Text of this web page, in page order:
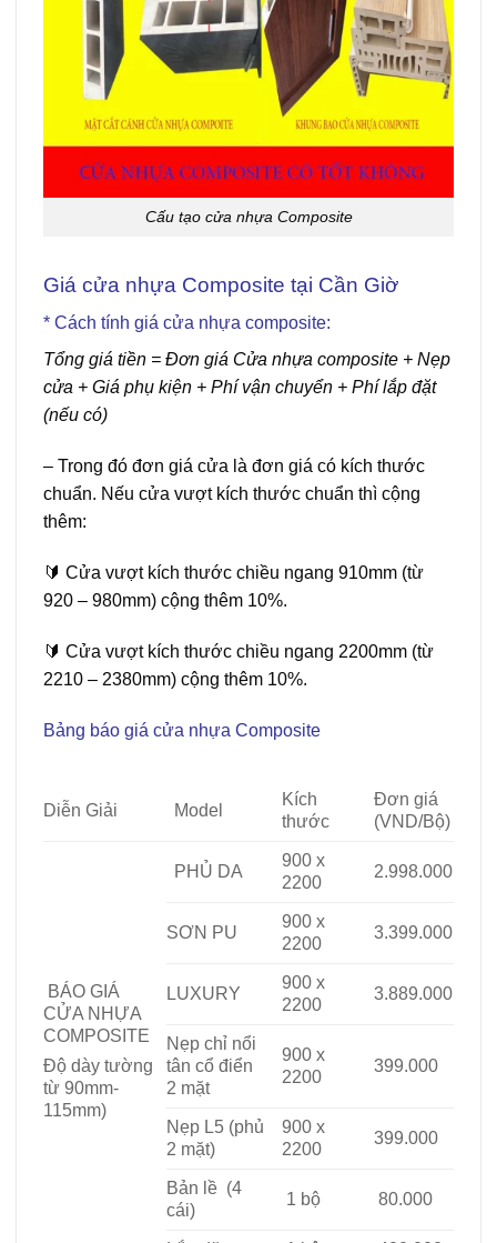
Cấu tạo cửa nhựa Composite
Giá cửa nhựa Composite tại Cần Giờ
* Cách tính giá cửa nhựa composite:
Tổng giá tiền = Đơn giá Cửa nhựa composite + Nẹp
cửa + Giá phụ kiện + Phí vận chuyển + Phí lắp đặt
(nếu có)
– Trong đó đơn giá cửa là đơn giá có kích thước
chuẩn. Nếu cửa vượt kích thước chuẩn thì cộng
thêm:
🔰 Cửa vượt kích thước chiều ngang 910mm (từ
920 – 980mm) cộng thêm 10%.
🔰 Cửa vượt kích thước chiều ngang 2200mm (từ
2210 – 2380mm) cộng thêm 10%.
Bảng báo giá cửa nhựa Composite
Diễn Giải Model
Kích
thước
Đơn giá
(VND/Bộ)
BÁO GIÁ
CỬA NHỰA
COMPOSITE
Độ dày tường
từ 90mm-
115mm)
PHỦ DA
900 x
2200
2.998.000
SƠN PU
900 x
2200
3.399.000
LUXURY
900 x
2200
3.889.000
Nẹp chỉ nổi
tân cổ điển
2 mặt
900 x
2200
399.000
Nẹp L5 (phủ
2 mặt)
900 x
2200
399.000
Bản lề (4
cái)
1 bộ 80.000